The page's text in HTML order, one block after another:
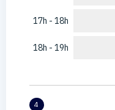
17h - 18h
18h - 19h
4